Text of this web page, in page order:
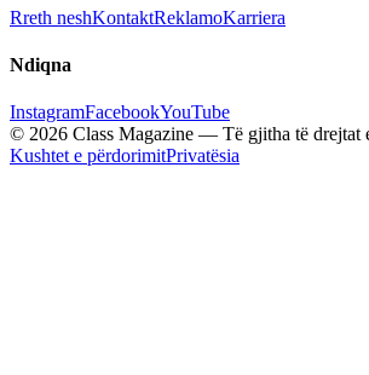
Rreth neshKontaktReklamoKarriera
Ndiqna
InstagramFacebookYouTube
© 2026 Class Magazine — Të gjitha të drejtat
Kushtet e përdorimitPrivatësia